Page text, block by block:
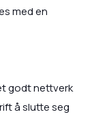
med en
godt nettverk
å slutte seg